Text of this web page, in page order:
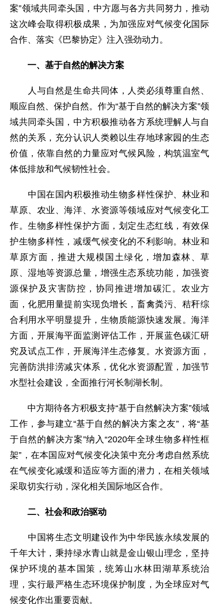
案”领域共同牵头国，中方愿与各方共同努力，推动
这次峰会取得积极成果，为加强应对气候变化国际
合作、落实《巴黎协定》注入强劲动力。
一、基于自然的解决方案
人与自然是生命共同体，人类必须尊重自然、
顺应自然、保护自然。作为“基于自然的解决方案”领
域共同牵头国，中方积极推动各方系统理解人与自
然的关系，充分认识人类赖以生存地球家园的生态
价值，依靠自然的力量应对气候风险，构筑温室气
体低排放和气候韧性社会。
中国在国内积极推动生物多样性保护、林业和
草原、农业、海洋、水资源等领域应对气候变化工
作。生物多样性保护方面，划定生态红线，有效保
护生物多样性，减缓气候变化的不利影响。林业和
草原方面，推进大规模国土绿化，增加森林、草
原、湿地等资源总量，增强生态系统功能，加强资
源保护及灾害防控，协同推进增加碳汇。农业方
面，化肥用量提前实现负增长，畜禽粪污、秸秆综
合利用水平明显提升，生物质能源快速发展。海洋
方面，开展海平面监测评估工作，开展蓝色碳汇研
究及试点工作，开展海洋生态修复。水资源方面，
完善防洪排涝减灾体系，优化水资源配置，加强节
水型社会建设，全面推行河长制湖长制。
中方期待各方积极支持“基于自然解决方案”领域
工作，参与建立“基于自然的解决方案之友”，将“基
于自然的解决方案”纳入“2020年全球生物多样性框
架”，在本国应对气候变化决策中充分考虑自然系统
在气候变化减缓和适应等方面的潜力，在相关领域
采取切实行动，深化相关国际地区合作。
二、社会和政治驱动
中国将生态文明建设作为中华民族永续发展的
千年大计，秉持绿水青山就是金山银山理念，坚持
保护环境的基本国策，统筹山水林田湖草系统治
理，实行最严格生态环境保护制度，为全球应对气
候变化作出重要贡献。